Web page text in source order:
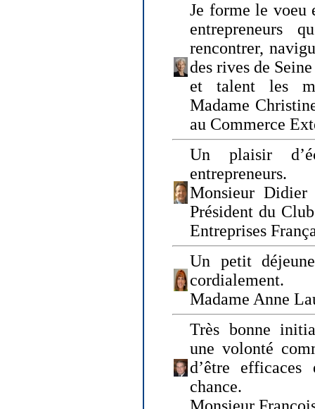
Je forme le voeu
entrepreneurs
rencontrer,
des rives de
et talent les
Madame
au Commerce
Un plaisir
entrepreneurs.
Monsieur
Président du
Entreprises
Un petit
cordialement.
Madame Anne
Très bonne
une volonté
d’être
chance.